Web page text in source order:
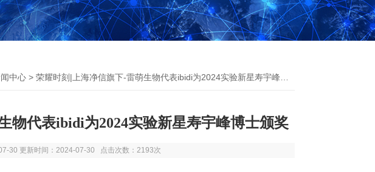
中心 > 荣耀时刻|上海净信旗下-雷萌生物代表ibidi为2024实验新星寿宇峰博士颁奖
物代表ibidi为2024实验新星寿宇峰博士颁奖
30 更新时间：2024-07-30 点击次数：2193次